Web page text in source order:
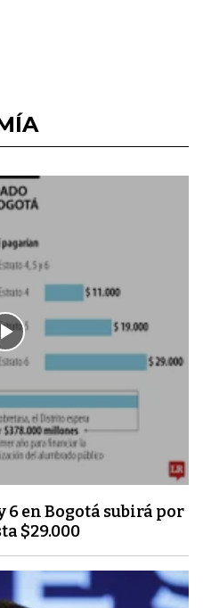
6 en Bogotá subirá por
$29.000